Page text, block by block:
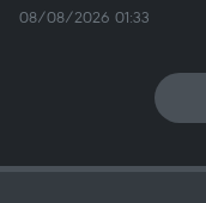
08/08/2026 01:33